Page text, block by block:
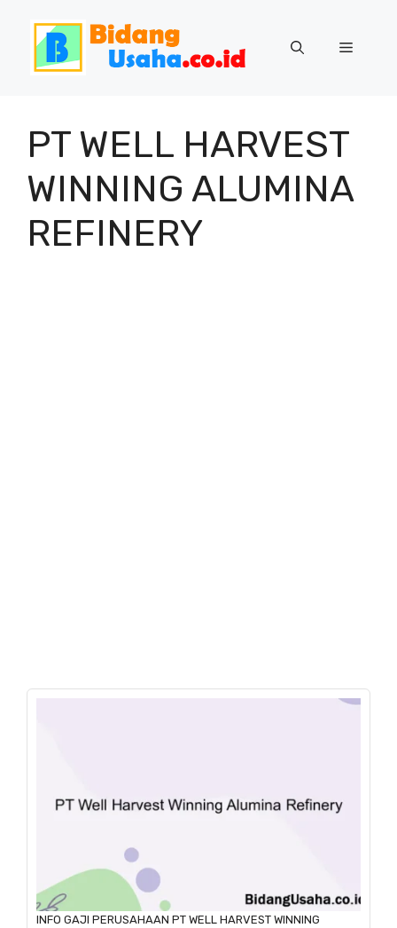
Menu
PT WELL HARVEST
WINNING ALUMINA
REFINERY
INFO GAJI PERUSAHAAN PT WELL HARVEST WINNING